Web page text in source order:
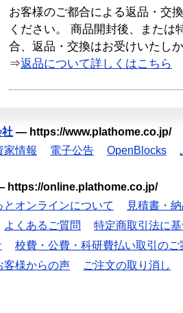
お客様のご都合による返品・交
ください。 商品開封後、または
合、返品・交換はお受けいたし
⇒返品について詳しくはこちら
社 — https://www.plathome.co.jp/
家情報 電子公告 OpenBlocks
https://online.plathome.co.jp/
とオンラインについて
見積書・
よくあるご質問
特定商取引法に
校費・公費・科研費払い取引のご
客様からの声 ご注文の取り消し